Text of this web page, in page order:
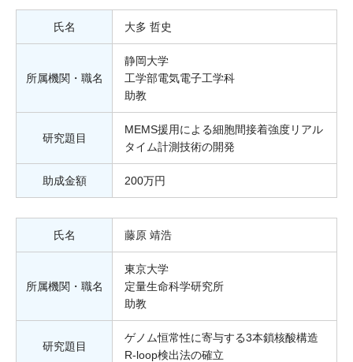
氏名 大多 哲史
所属機関・職名
静岡大学
工学部電気電子工学科
助教
研究題目
MEMS援用による細胞間接着強度リアル
タイム計測技術の開発
助成金額 200万円
氏名 藤原 靖浩
所属機関・職名
東京大学
定量生命科学研究所
助教
研究題目
ゲノム恒常性に寄与する3本鎖核酸構造
R-loop検出法の確立